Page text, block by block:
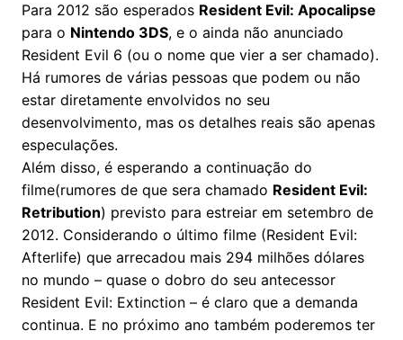
Para 2012 são esperados Resident Evil: Apocalipse
para o Nintendo 3DS, e o ainda não anunciado
Resident Evil 6 (ou o nome que vier a ser chamado).
Há rumores de várias pessoas que podem ou não
estar diretamente envolvidos no seu
desenvolvimento, mas os detalhes reais são apenas
especulações.
Além disso, é esperando a continuação do
filme(rumores de que sera chamado Resident Evil:
Retribution) previsto para estreiar em setembro de
2012. Considerando o último filme (Resident Evil:
Afterlife) que arrecadou mais 294 milhões dólares
no mundo – quase o dobro do seu antecessor
Resident Evil: Extinction – é claro que a demanda
continua. E no próximo ano também poderemos ter